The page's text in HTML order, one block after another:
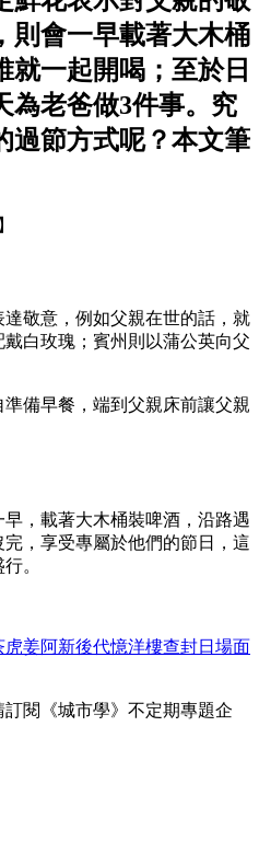
則會一早載著大木桶
就一起開喝；至於日
為老爸做3件事。究
過節方式呢？本文筆
敬意，例如父親在世的話，就
白玫瑰；賓州則以蒲公英向父
備早餐，端到父親床前讓父親
，載著大木桶裝啤酒，沿路遇
，享受專屬於他們的節日，這
。
姜阿新後代憶洋樓查封日場面
閱《城市學》不定期專題企